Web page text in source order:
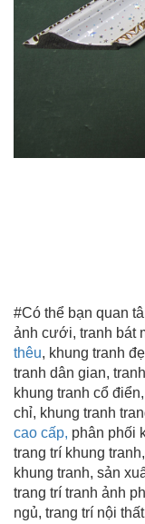
#Có thể bạn quan
ảnh cưới, tranh bát
thêu, khung tranh
tranh dân gian,
khung tranh cổ
chỉ, khung tranh
cao cấp, phân phối
trang trí khung
khung tranh, sản
trang trí tranh ảnh
ngủ, trang trí nội